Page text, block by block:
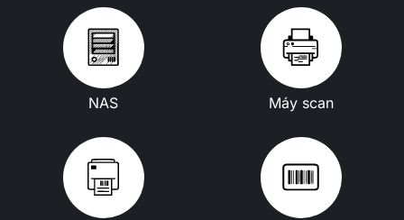
NAS Máy scan